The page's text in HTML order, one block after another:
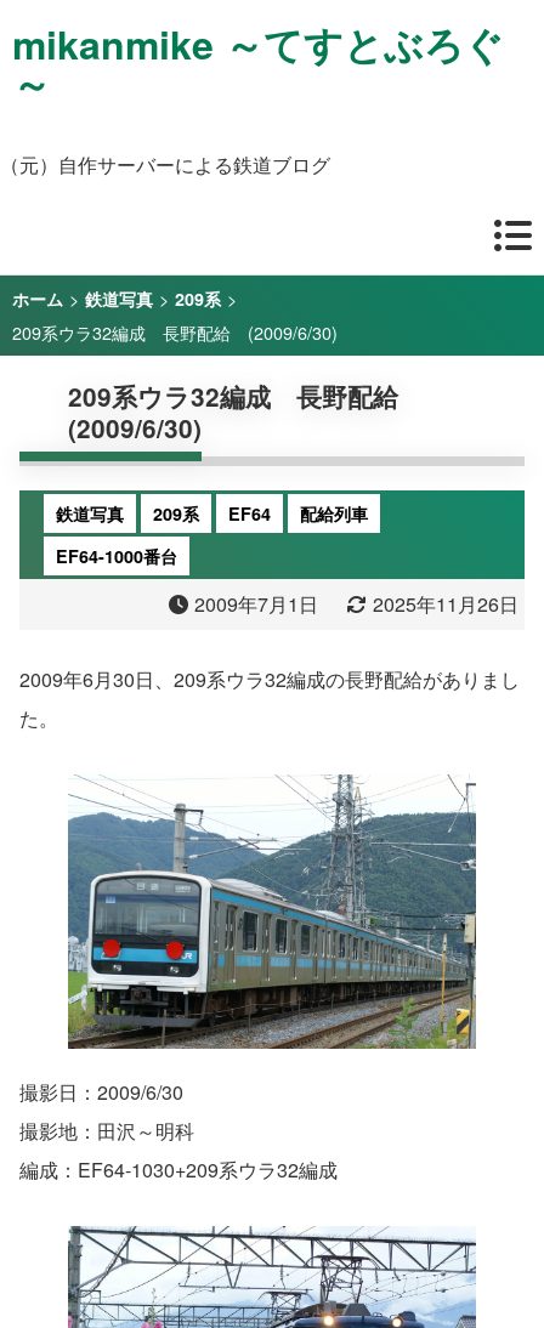
mikanmike ～てすとぶろぐ
～
（元）自作サーバーによる鉄道ブログ
ホーム > 鉄道写真 > 209系 >
209系ウラ32編成 長野配給 (2009/6/30)
209系ウラ32編成 長野配給
(2009/6/30)
鉄道写真 209系 EF64
配給列車
EF64-1000番台
2009年7月1日 2025年11月26日
2009年6月30日、209系ウラ32編成の長野配給がありまし
た。
撮影日：2009/6/30
撮影地：田沢～明科
編成：EF64-1030+209系ウラ32編成